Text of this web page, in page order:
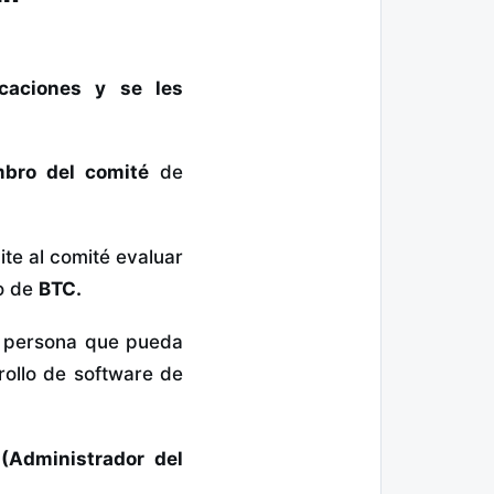
y se les
del comité de
al comité evaluar
de BTC.
que pueda
de software de
del